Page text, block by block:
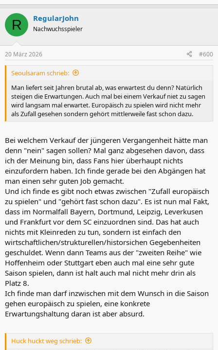
R RegularJohn
Nachwuchsspieler
20 März 2026 #600
Seoulsaram schrieb:
Man liefert seit Jahren brutal ab, was erwartest du denn? Natürlich
steigen die Erwartungen. Auch mal bei einem Verkauf niet zu sagen
wird langsam mal erwartet. Europäisch zu spielen wird nicht mehr
als Zufall gesehen sondern gehört mittlerweile fast schon dazu.
Bei welchem Verkauf der jüngeren Vergangenheit hätte man
denn "nein" sagen sollen? Mal ganz abgesehen davon, dass
ich der Meinung bin, dass Fans hier überhaupt nichts
einzufordern haben. Ich finde gerade bei den Abgängen hat
man einen sehr guten Job gemacht.
Und ich finde es gibt noch etwas zwischen "Zufall europäisch
zu spielen" und "gehört fast schon dazu". Es ist nun mal Fakt,
dass im Normalfall Bayern, Dortmund, Leipzig, Leverkusen
und Frankfurt vor dem SC einzuordnen sind. Das hat auch
nichts mit Kleinreden zu tun, sondern ist einfach den
wirtschaftlichen/strukturellen/historsichen Gegebenheiten
geschuldet. Wenn dann Teams aus der "zweiten Reihe" wie
Hoffenheim oder Stuttgart eben auch mal eine sehr gute
Saison spielen, dann ist halt auch mal nicht mehr drin als
Platz 8.
Ich finde man darf inzwischen mit dem Wunsch in die Saison
gehen europäisch zu spielen, eine konkrete
Erwartungshaltung daran ist aber absurd.
Huck huckt weg schrieb: